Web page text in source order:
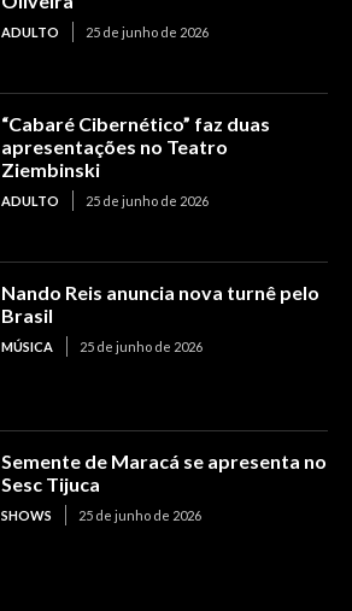
ADULTO 25 de junho de 2026
“Cabaré Cibernético” faz duas
apresentações no Teatro
Ziembinski
ADULTO 25 de junho de 2026
Nando Reis anuncia nova turnê pelo
Brasil
MÚSICA 25 de junho de 2026
Semente de Maracá se apresenta no
Sesc Tijuca
SHOWS 25 de junho de 2026